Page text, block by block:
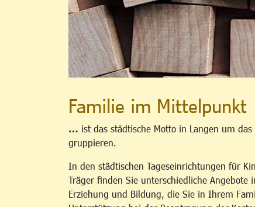
Familie im Mittelpunkt
… ist das städtische Motto in Langen um
gruppieren.
In den städtischen Tageseinrichtungen für
Träger finden Sie unterschiedliche Angebote
Erziehung und Bildung, die Sie in Ihrem